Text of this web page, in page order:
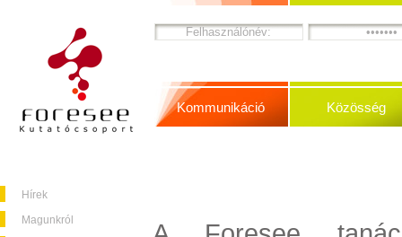
Hírek
Magunkról
Kommunikáció Közösség